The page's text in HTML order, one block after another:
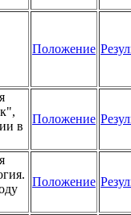
Положение
в
Положение
Положение